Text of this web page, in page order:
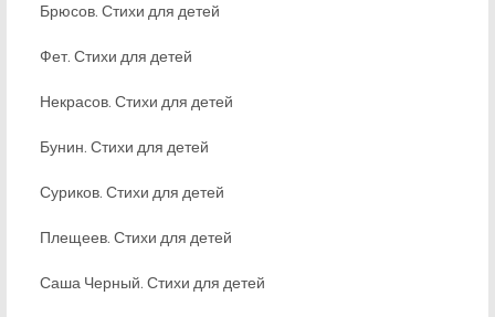
Брюсов. Стихи для детей
Фет. Стихи для детей
Некрасов. Стихи для детей
Бунин. Стихи для детей
Суриков. Стихи для детей
Плещеев. Стихи для детей
Саша Черный. Стихи для детей